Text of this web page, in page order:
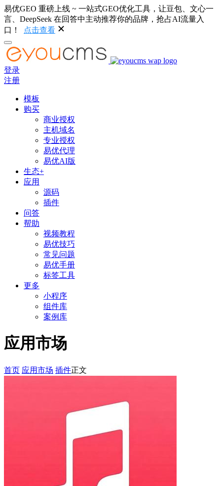
易优GEO 重磅上线 ~ 一站式GEO优化工具，让豆包、文心一
言、DeepSeek 在回答中主动推荐你的品牌，抢占AI流量入
口！
点击查看
登录
注册
模板
购买
商业授权
主机域名
专业授权
易优代理
易优AI版
生态+
应用
源码
插件
问答
帮助
视频教程
易优技巧
常见问题
易优手册
标签工具
更多
小程序
组件库
案例库
应用市场
首页 应用市场 插件正文